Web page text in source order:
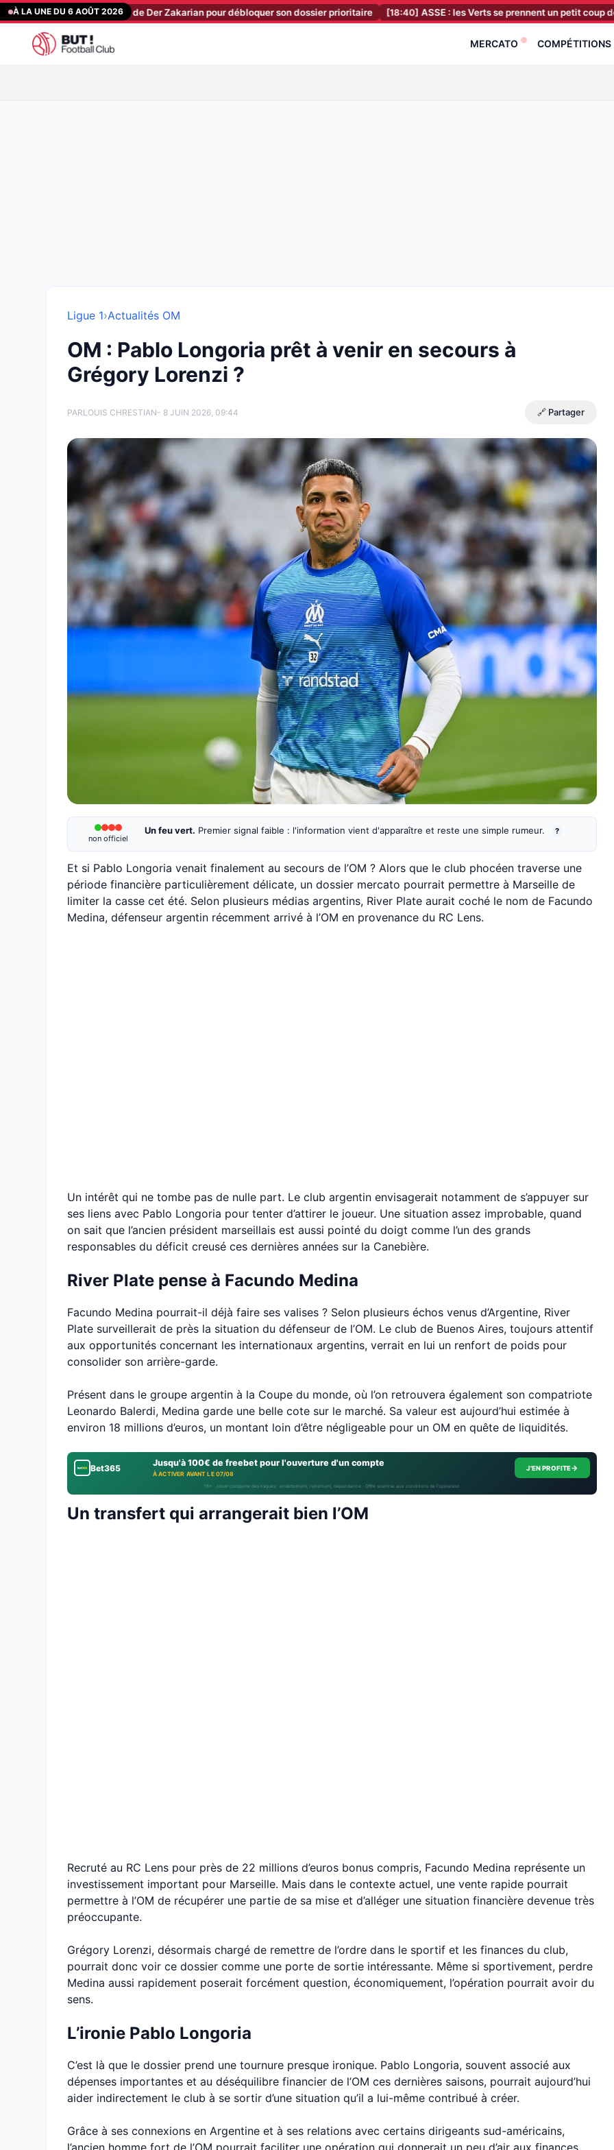
Aller
au
contenu
À LA UNE DU 6 AOÛT 2026
coup de pression de Der Zakarian pour débloquer son dossier prioritaire [18:40] ASSE : les Verts se prennent un petit coup de pression
MERCATO COMPÉTITIONS
Ligue 1›Actualités OM
OM : Pablo Longoria prêt à venir en secours à
Grégory Lorenzi ?
PARLOUIS CHRESTIAN- 8 JUIN 2026, 09:44 🔗 Partager
non officiel
Un feu vert. Premier signal faible : l'information vient d'apparaître et reste une simple rumeur. ?
Et si Pablo Longoria venait finalement au secours de l’OM ? Alors que le club phocéen traverse une
période financière particulièrement délicate, un dossier mercato pourrait permettre à Marseille de
limiter la casse cet été. Selon plusieurs médias argentins, River Plate aurait coché le nom de Facundo
Medina, défenseur argentin récemment arrivé à l’OM en provenance du RC Lens.
Un intérêt qui ne tombe pas de nulle part. Le club argentin envisagerait notamment de s’appuyer sur
ses liens avec Pablo Longoria pour tenter d’attirer le joueur. Une situation assez improbable, quand
on sait que l’ancien président marseillais est aussi pointé du doigt comme l’un des grands
responsables du déficit creusé ces dernières années sur la Canebière.
River Plate pense à Facundo Medina
Facundo Medina pourrait-il déjà faire ses valises ? Selon plusieurs échos venus d’Argentine, River
Plate surveillerait de près la situation du défenseur de l’OM. Le club de Buenos Aires, toujours attentif
aux opportunités concernant les internationaux argentins, verrait en lui un renfort de poids pour
consolider son arrière-garde.
Présent dans le groupe argentin à la Coupe du monde, où l’on retrouvera également son compatriote
Leonardo Balerdi, Medina garde une belle cote sur le marché. Sa valeur est aujourd’hui estimée à
environ 18 millions d’euros, un montant loin d’être négligeable pour un OM en quête de liquidités.
Bet365 Jusqu'à 100€ de freebet pour l'ouverture d'un compte
À ACTIVER AVANT LE 07/08
J'EN PROFITE→
18+ · Jouer comporte des risques : endettement, isolement, dépendance · Offre soumise aux conditions de l’opérateur.
Un transfert qui arrangerait bien l’OM
Recruté au RC Lens pour près de 22 millions d’euros bonus compris, Facundo Medina représente un
investissement important pour Marseille. Mais dans le contexte actuel, une vente rapide pourrait
permettre à l’OM de récupérer une partie de sa mise et d’alléger une situation financière devenue très
préoccupante.
Grégory Lorenzi, désormais chargé de remettre de l’ordre dans le sportif et les finances du club,
pourrait donc voir ce dossier comme une porte de sortie intéressante. Même si sportivement, perdre
Medina aussi rapidement poserait forcément question, économiquement, l’opération pourrait avoir du
sens.
L’ironie Pablo Longoria
C’est là que le dossier prend une tournure presque ironique. Pablo Longoria, souvent associé aux
dépenses importantes et au déséquilibre financier de l’OM ces dernières saisons, pourrait aujourd’hui
aider indirectement le club à se sortir d’une situation qu’il a lui-même contribué à créer.
Grâce à ses connexions en Argentine et à ses relations avec certains dirigeants sud-américains,
l’ancien homme fort de l’OM pourrait faciliter une opération qui donnerait un peu d’air aux finances